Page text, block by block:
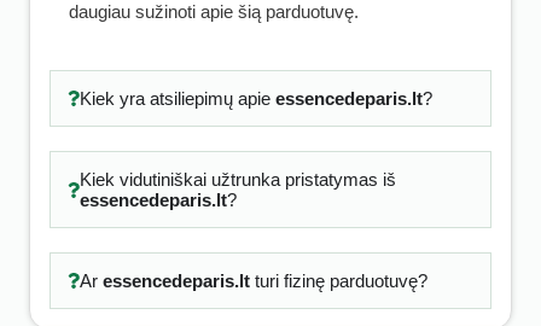
daugiau sužinoti apie šią parduotuvę.
Kiek yra atsiliepimų apie essencedeparis.lt?
Kiek vidutiniškai užtrunka pristatymas iš
essencedeparis.lt?
Ar essencedeparis.ltturi fizinę parduotuvę?